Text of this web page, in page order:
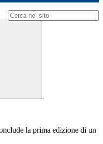
la prima edizione di un